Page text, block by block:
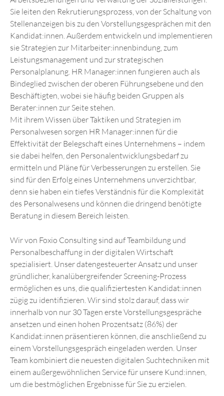
Sie leiten den Rekrutierungsprozess, von der Schaltung von
Stellenanzeigen bis zu den Vorstellungsgesprächen mit den
Kandidat:innen. Außerdem entwickeln und implementieren
sie Strategien zur Mitarbeiter:innenbindung, zum
Leistungsmanagement und zur strategischen
Personalplanung. HR Manager:innen fungieren auch als
Bindeglied zwischen der oberen Führungsebene und den
Beschäftigten, wobei sie häufig beiden Gruppen als
Berater:innen zur Seite stehen.
Mit ihrem Wissen über Taktiken und Strategien im
Personalwesen sorgen HR Manager:innen für die
Effektivität der Belegschaft eines Unternehmens – indem
sie dabei helfen, den Personalentwicklungsbedarf zu
ermitteln und Pläne für Verbesserungen zu erstellen. Sie
sind für den Erfolg eines Unternehmens unverzichtbar,
denn sie haben ein tiefes Verständnis für die Komplexität
des Personalwesens und können die dringend benötigte
Beratung in diesem Bereich leisten.
Wir von Foxio Consulting sind auf Teambildung und
Personalbeschaffung in der digitalen Wirtschaft
spezialisiert. Unser datengesteuerter Ansatz und unser
gründlicher, kanalübergreifender Screening-Prozess
ermöglichen es uns, die qualifiziertesten Kandidat:innen
zügig zu identifizieren. Wir sind stolz darauf, dass wir
innerhalb von nur 30 Tagen erste Vorstellungsgespräche
ansetzen und einen hohen Prozentsatz (86%) der
Kandidat:innen präsentieren können, die anschließend zu
einem Vorstellungsgespräch eingeladen werden. Unser
Team kombiniert die neuesten digitalen Suchtechniken mit
einem außergewöhnlichen Service für unsere Kund:innen,
um die bestmöglichen Ergebnisse für Sie zu erzielen.